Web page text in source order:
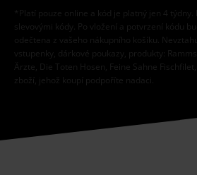
*Platí pouze online a kód je platný jen 4
slevovými kódy. Po vložení a potvrzení kódu
odečtena z vašeho nákupního košíku.
vstupenky, dárkové poukazy, produkty:
Ärzte, Die Toten Hosen, Feine Sahne
zboží, jehož koupí podpoříte nadaci.